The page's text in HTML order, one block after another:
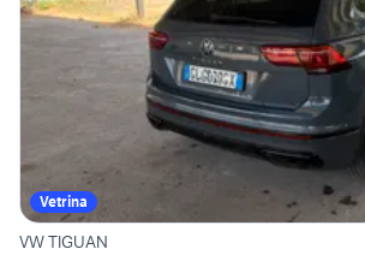
Vetrina
VW TIGUAN